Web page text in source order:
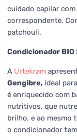
cuidado capilar
correspondente.
patchouli.
Condicionador BIO
A Urtekram
Gengibre, ideal
é enriquecido com
nutritivos, que
brilho, e ao mesmo
o condicionador